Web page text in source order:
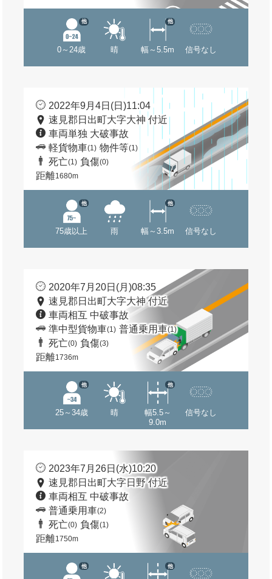
0～24歳
他
晴 幅～5.5m
他
信号なし
2022年9月4日(日)11:04
速見郡日出町大字大神 付近
車両単独 大破事故
軽貨物車(1) 物件等(1)
死亡(1) 負傷(0)
距離1680m
75歳以上
他
雨 幅～3.5m
他
信号なし
2020年7月20日(月)08:35
速見郡日出町大字大神 付近
車両相互 中破事故
準中型貨物車(1) 普通乗用車(1)
死亡(0) 負傷(3)
距離1736m
25～34歳
他
晴
幅5.5～
9.0m
他
信号なし
2023年7月26日(水)10:20
速見郡日出町大字日野 付近
車両相互 中破事故
普通乗用車(2)
死亡(0) 負傷(1)
距離1750m
他 他